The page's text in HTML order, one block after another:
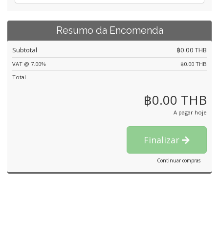
Resumo da Encomenda
Subtotal ฿0.00 THB
VAT @ 7.00%
฿0.00 THB
Total
฿0.00 THB
A pagar hoje
Finalizar
Continuar compras